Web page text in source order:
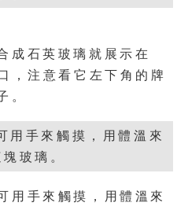
成石英玻璃就展示在
注意看它左下角的牌
。
用手來觸摸，用體溫來